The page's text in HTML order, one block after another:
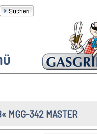
MGG-342 MASTER